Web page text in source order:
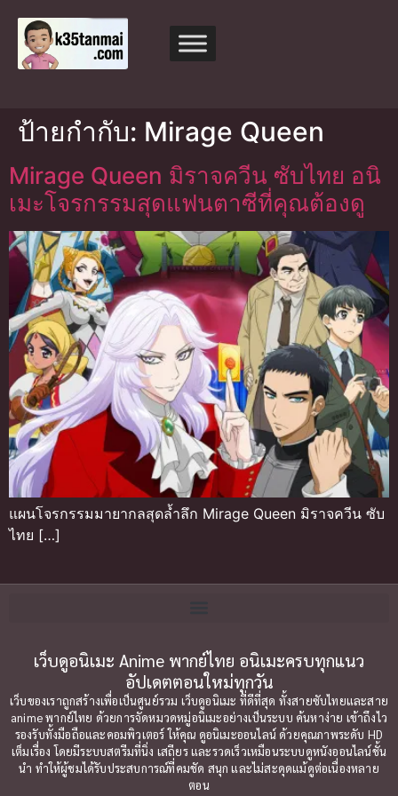
ป้ายกำกับ: Mirage Queen
Mirage Queen มิราจควีน ซับไทย อนิ
เมะโจรกรรมสุดแฟนตาซีที่คุณต้องดู
แผนโจรกรรมมายากลสุดล้ำลึก Mirage Queen มิราจควีน ซับ
ไทย […]
เว็บดูอนิเมะ Anime พากย์ไทย อนิเมะครบทุกแนว
อัปเดตตอนใหม่ทุกวัน
เว็บของเราถูกสร้างเพื่อเป็นศูนย์รวม เว็บดูอนิเมะ ที่ดีที่สุด ทั้งสายซับไทยและสาย
anime พากย์ไทย ด้วยการจัดหมวดหมู่อนิเมะอย่างเป็นระบบ ค้นหาง่าย เข้าถึงไว
รองรับทั้งมือถือและคอมพิวเตอร์ ให้คุณ ดูอนิเมะออนไลน์ ด้วยคุณภาพระดับ HD
เต็มเรื่อง โดยมีระบบสตรีมที่นิ่ง เสถียร และรวดเร็วเหมือนระบบดูหนังออนไลน์ชั้น
นำ ทำให้ผู้ชมได้รับประสบการณ์ที่คมชัด สนุก และไม่สะดุดแม้ดูต่อเนื่องหลาย
ตอน